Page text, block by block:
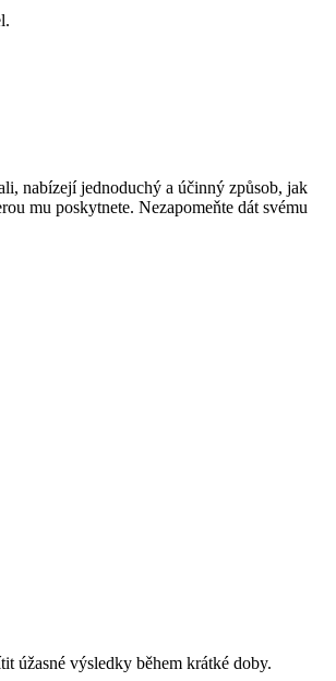
nabízejí jednoduchý a účinný způsob, jak
mu poskytnete. Nezapomeňte dát svému
úžasné výsledky během krátké doby.